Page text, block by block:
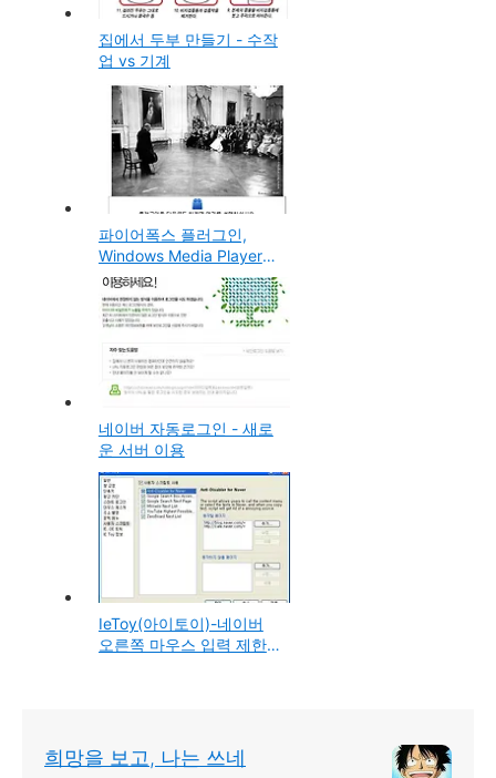
집에서 두부 만들기 - 수작
업 vs 기계
파이어폭스 플러그인,
Windows Media Player
for Firefox Plugin 설치하
는 방법
네이버 자동로그인 - 새로
운 서버 이용
IeToy(아이토이)-네이버
오른쪽 마우스 입력 제한
희망을 보고, 나는 쓰네